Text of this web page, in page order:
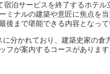
宿泊サービスを終了するホテル
ミナルの建築や意匠に焦点を
後まで堪能できる内容となって
に分かれており、建築史家の倉
フが案内するコースがあります